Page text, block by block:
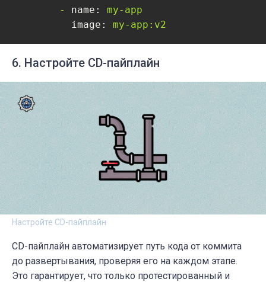
-
name:
my-app
image:
my-app:v2
6. Настройте CD-пайплайн
Настройте CD-пайплайн
CD-пайплайн автоматизирует путь кода от коммита
до развертывания, проверяя его на каждом этапе.
Это гарантирует, что только протестированный и